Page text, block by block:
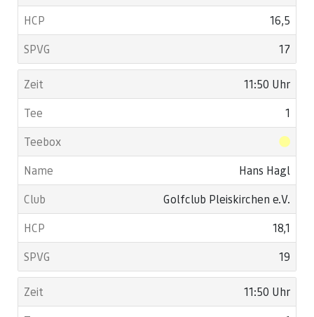
16,5
17
11:50 Uhr
1
Hans Hagl
Golfclub Pleiskirchen e.V.
18,1
19
11:50 Uhr